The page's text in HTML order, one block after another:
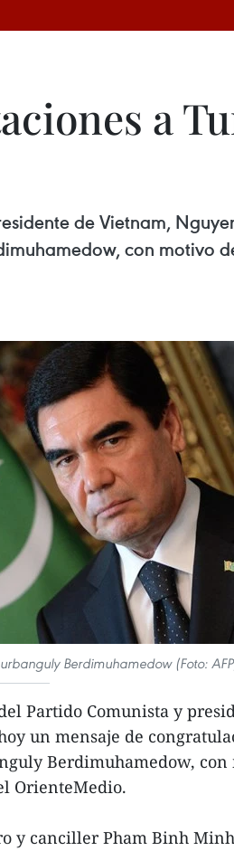
a
de Vietnam,
con motivo
Berdimuhamedow (Foto:
Partido Comunista y
un mensaje de
Berdimuhamedow,
OrienteMedio.
y canciller Pham Binh Minh